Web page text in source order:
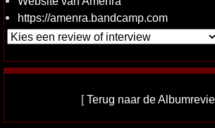
https://amenra.bandcamp.com
[Terug naar de